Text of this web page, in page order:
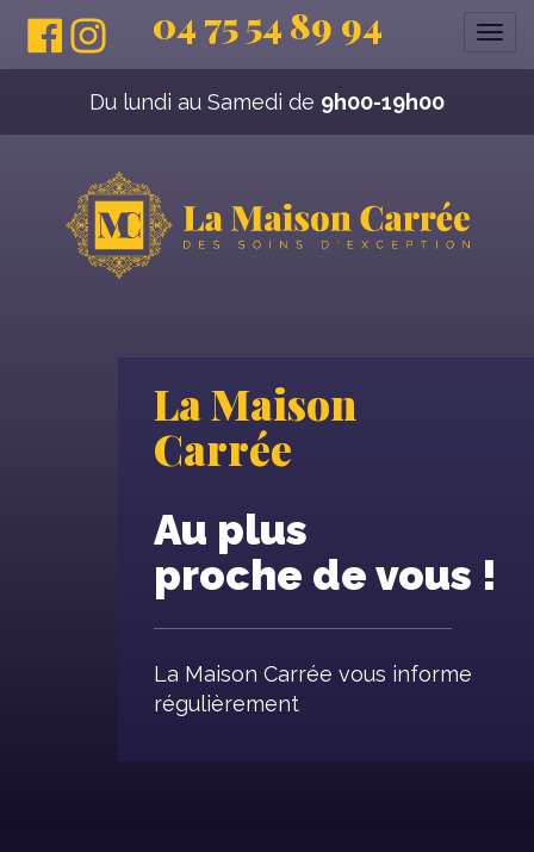
La Maison
Carrée
Au plus
proche de vous !
La Maison Carrée vous informe
régulièrement
la
04 75 54 89 94
Du lundi au Samedi de 9h00-19h00